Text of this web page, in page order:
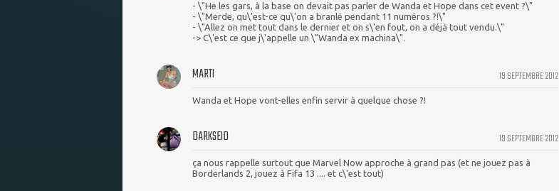
- \"He les gars, à la base on devait pas parler de Wanda et Hope dans cet event ?\"
- \"Merde, qu\'est-ce qu\'on a branlé pendant 11 numéros ?!\"
- \"Allez on met tout dans le dernier et on s\'en fout, on a déjà tout vendu.\"
-> C\'est ce que j\'appelle un \"Wanda ex machina\".
19 SEPTEMBRE 2012
MARTI
Wanda et Hope vont-elles enfin servir à quelque chose ?!
19 SEPTEMBRE 2012
DARKSEID
ça nous rappelle surtout que Marvel Now approche à grand pas (et ne jouez pas à
Borderlands 2, jouez à Fifa 13 .... et c\'est tout)